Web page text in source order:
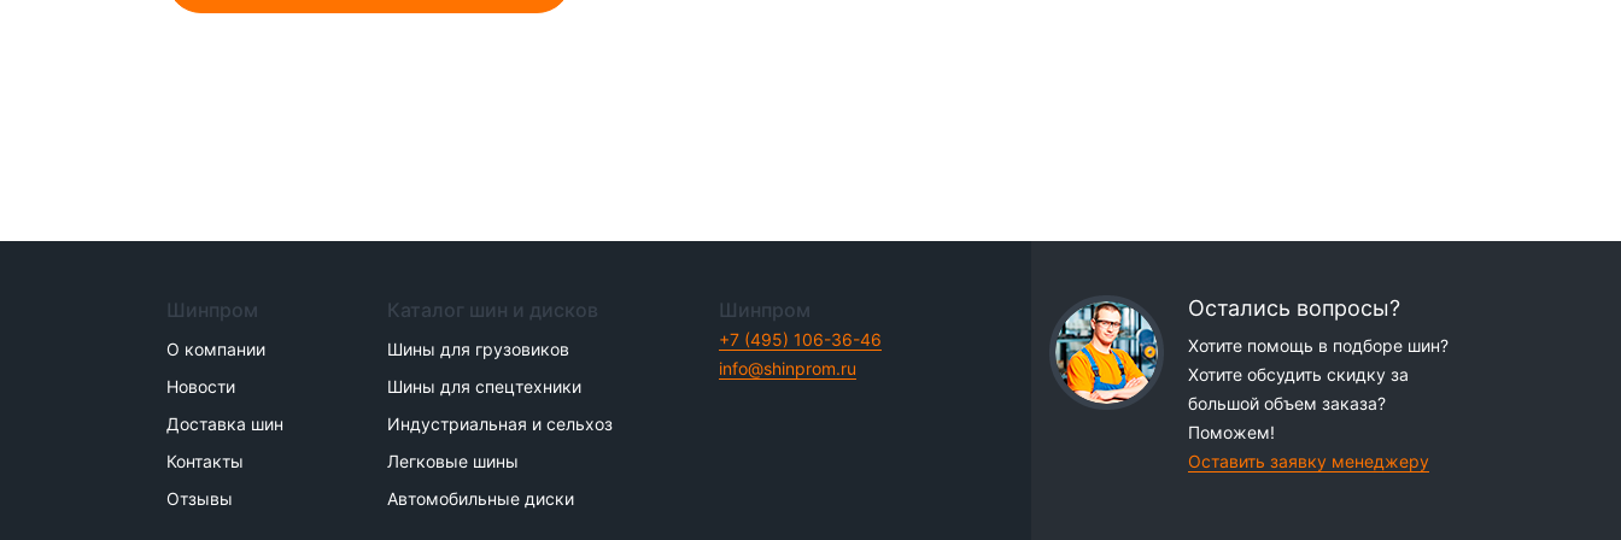
Шинпром
О компании
Новости
Доставка шин
Контакты
Отзывы
Каталог шин и дисков
Шины для грузовиков
Шины для спецтехники
Индустриальная и сельхоз
Легковые шины
Автомобильные диски
Шинпром
+7 (495) 106-36-46
info@shinprom.ru
Остались вопросы?
Хотите помощь в подборе шин?
Хотите обсудить скидку за
большой объем заказа?
Поможем!
Оставить заявку менеджеру